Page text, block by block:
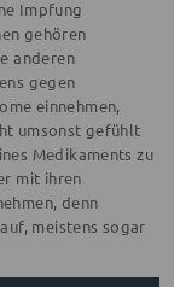
Impfung
gehören
anderen
gegen
einnehmen,
umsonst gefühlt
Medikaments zu
mit ihren
denn
meistens sogar